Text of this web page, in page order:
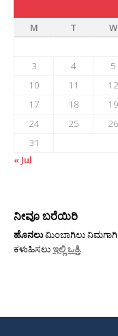
M
T W
3
4 5
10
11 12
17
18 19
24
25 26
31
« Jul
ನೀವೂ ಬರೆಯಿರಿ
ಹೊನಲುಮಿಂಬಾಗಿಲು ನಿಮಗಾಗಿ
ಕಳುಹಿಸಲುಇಲ್ಲಿ ಒತ್ತಿ.